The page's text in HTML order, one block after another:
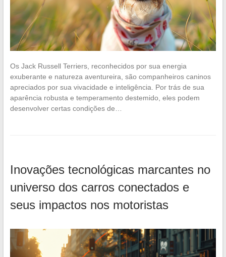
Os Jack Russell Terriers, reconhecidos por sua energia
exuberante e natureza aventureira, são companheiros caninos
apreciados por sua vivacidade e inteligência. Por trás de sua
aparência robusta e temperamento destemido, eles podem
desenvolver certas condições de…
Inovações tecnológicas marcantes no
universo dos carros conectados e
seus impactos nos motoristas